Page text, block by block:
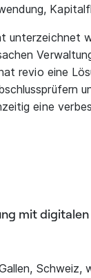
unterzeichnet
revio eine
eine
mit